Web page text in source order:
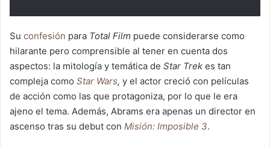
Su confesión para Total Film puede considerarse como
hilarante pero comprensible al tener en cuenta dos
aspectos: la mitología y temática de Star Trek es tan
compleja como Star Wars, y el actor creció con películas
de acción como las que protagoniza, por lo que le era
ajeno el tema. Además, Abrams era apenas un director en
ascenso tras su debut con Misión: Imposible 3.